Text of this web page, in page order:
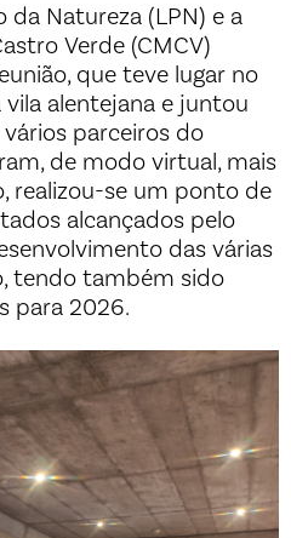
da Natureza (LPN) e a
Verde (CMCV)
que teve lugar no
alentejana e juntou
parceiros do
de modo virtual, mais
realizou-se um ponto de
alcançados pelo
das várias
tendo também sido
para 2026.